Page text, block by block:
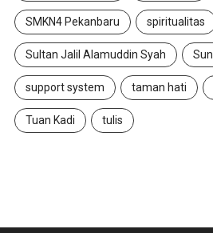
SMKN4 Pekanbaru spiritualitas
Sultan Jalil Alamuddin Syah
support system taman hati
Tuan Kadi tulis